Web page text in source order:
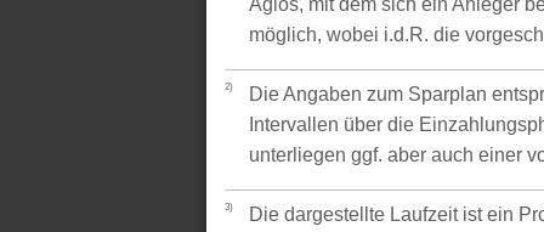
möglich, wobei i.d.R. die
2)
Die Angaben zum Sparplan
Intervallen über die
unterliegen ggf. aber auch einer
3)
Die dargestellte Laufzeit ist ein